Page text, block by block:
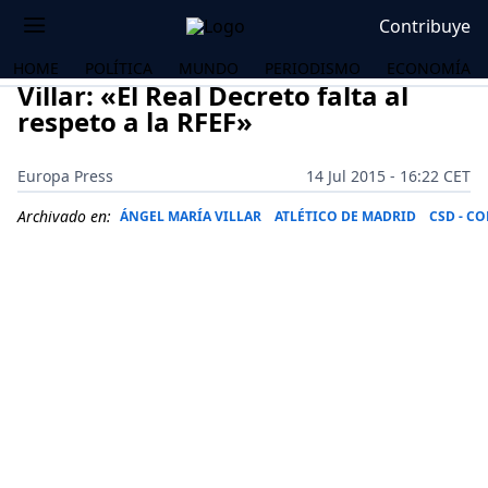
Contribuye
HOME POLÍTICA MUNDO PERIODISMO ECONOMÍA
Villar: «El Real Decreto falta al
respeto a la RFEF»
Europa Press
14 Jul 2015 - 16:22 CET
Archivado en: ÁNGEL MARÍA VILLAR ATLÉTICO DE MADRID CSD -